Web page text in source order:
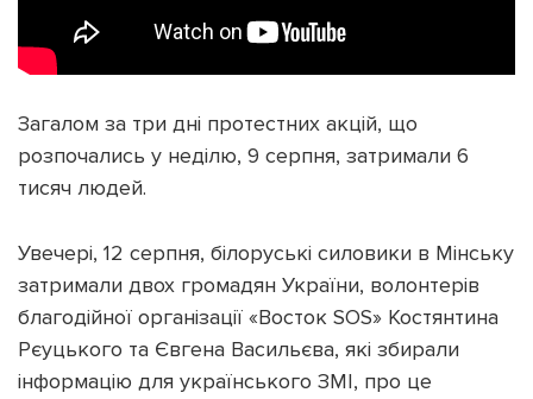
Загалом за три дні протестних акцій, що
розпочались у неділю, 9 серпня, затримали 6
тисяч людей.
Увечері, 12 серпня, білоруські силовики в Мінську
затримали двох громадян України, волонтерів
благодійної організації «Восток SOS» Костянтина
Рєуцького та Євгена Васильєва, які збирали
інформацію для українського ЗМІ, про це